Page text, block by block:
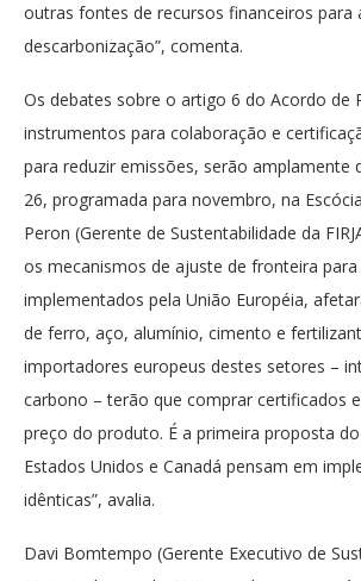
outras fontes de recursos financeiros para
descarbonização”, comenta.
Os debates sobre o artigo 6 do Acordo de
instrumentos para colaboração e
para reduzir emissões, serão amplamente
26, programada para novembro, na
Peron (Gerente de Sustentabilidade da
os mecanismos de ajuste de fronteira
implementados pela União Européia,
de ferro, aço, alumínio, cimento e
importadores europeus destes setores –
carbono – terão que comprar certificados
preço do produto. É a primeira proposta
Estados Unidos e Canadá pensam em
idênticas”, avalia.
Davi Bomtempo (Gerente Executivo de